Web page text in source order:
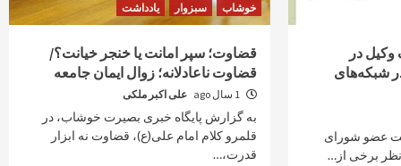
در
شبکه‌های
عضو شورای
برخی از…
خوشاب سبزوار یادداشت
قضاوت؛ سپر امانت یا خنجر خیانت؟/
قضاوت ناعادلانه؛ زوال ایمان جامعه
علی اکبر ملکی
به گزارش پایگاه خبری بصیرت خوشاب، در
قلمرو کلام امام علی(ع)، قضاوت نه ابزار
قدرت،…